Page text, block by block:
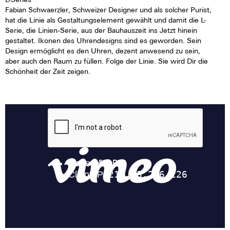
Fabian Schwaerzler, Schweizer Designer und als solcher Purist,
hat die Linie als Gestaltungselement gewählt und damit die L-
Serie, die Linien-Serie, aus der Bauhauszeit ins Jetzt hinein
gestaltet. Ikonen des Uhrendesigns sind es geworden. Sein
Design ermöglicht es den Uhren, dezent anwesend zu sein,
aber auch den Raum zu füllen. Folge der Linie. Sie wird Dir die
Schönheit der Zeit zeigen.